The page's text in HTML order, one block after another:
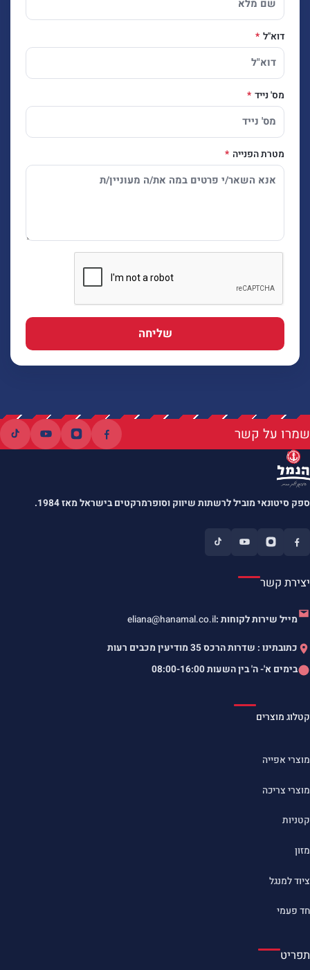
דוא"ל
מס' נייד
מטרת הפנייה
שליחה
שמרו על קשר
ספק סיטונאי מוביל לרשתות שיווק וסופרמרקטים בישראל מאז 1984.
יצירת קשר
מייל שירות לקוחות :eliana@hanamal.co.il
כתובתינו : שדרות הרכס 35 מודיעין מכבים רעות
בימים א'- ה' בין השעות08:00-16:00
קטלוג מוצרים
מוצרי אפייה
מוצרי צריכה
קטניות
מזון
ציוד למנגל
חד פעמי
תפריט